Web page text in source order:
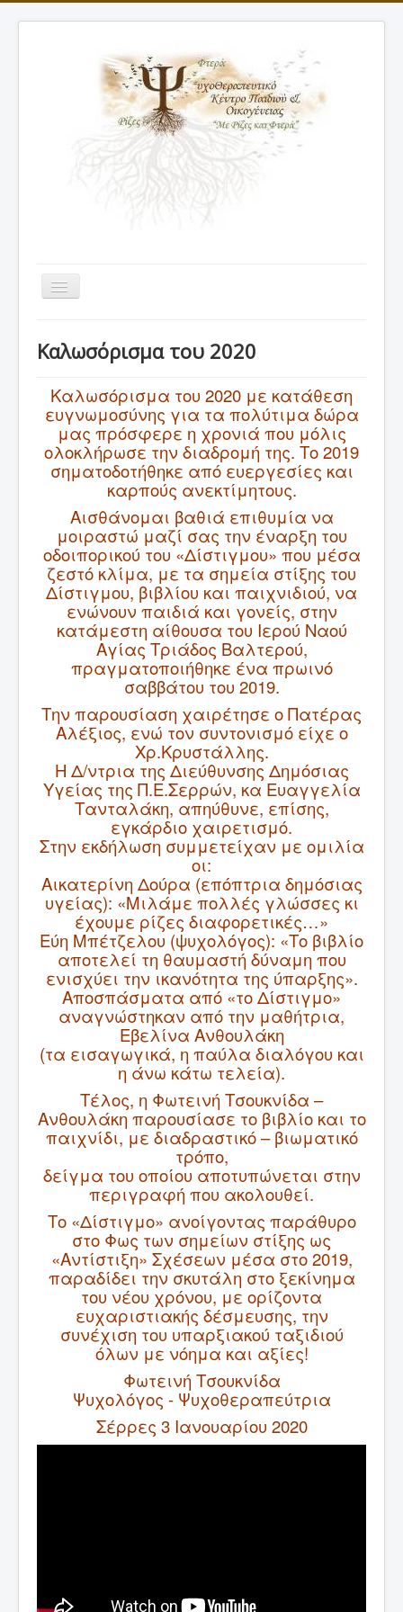
Εναλλαγή
πλοήγησης
ΠΡΟΦΙΛ
ΘΕΡΑΠΕΙΕΣ
ΑΡΘΡΑ
ΔΙΑΛΕΞΕΙΣ
ΕΚΔΟΣΕΙΣ
ΑΝΑΚΟΙΝΩΣΕΙΣ
ΕΠΙΚΟΙΝΩΝΙΑ
Συνεργαζόμενα Βιβλιοπωλεία
Καλωσόρισμα του 2020
Καλωσόρισμα του 2020 με κατάθεση
ευγνωμοσύνης για τα πολύτιμα δώρα
μας πρόσφερε η χρονιά που μόλις
ολοκλήρωσε την διαδρομή της. Το 2019
σηματοδοτήθηκε από ευεργεσίες και
καρπούς ανεκτίμητους.
Αισθάνομαι βαθιά επιθυμία να
μοιραστώ μαζί σας την έναρξη του
οδοιπορικού του «Δίστιγμου» που μέσα
ζεστό κλίμα, με τα σημεία στίξης του
Δίστιγμου, βιβλίου και παιχνιδιού, να
ενώνουν παιδιά και γονείς, στην
κατάμεστη αίθουσα του Ιερού Ναού
Αγίας Τριάδος Βαλτερού,
πραγματοποιήθηκε ένα πρωινό
σαββάτου του 2019.
Την παρουσίαση χαιρέτησε ο Πατέρας
Αλέξιος, ενώ τον συντονισμό είχε ο
Χρ.Κρυστάλλης.
Η Δ/ντρια της Διεύθυνσης Δημόσιας
Υγείας της Π.Ε.Σερρών, κα Ευαγγελία
Τανταλάκη, απηύθυνε, επίσης,
εγκάρδιο χαιρετισμό.
Στην εκδήλωση συμμετείχαν με ομιλία
οι:
Αικατερίνη Δούρα (επόπτρια δημόσιας
υγείας): «Μιλάμε πολλές γλώσσες κι
έχουμε ρίζες διαφορετικές…»
Εύη Μπέτζελου (ψυχολόγος): «Το βιβλίο
αποτελεί τη θαυμαστή δύναμη που
ενισχύει την ικανότητα της ύπαρξης».
Αποσπάσματα από «το Δίστιγμο»
αναγνώστηκαν από την μαθήτρια,
Εβελίνα Ανθουλάκη
(τα εισαγωγικά, η παύλα διαλόγου και
η άνω κάτω τελεία).
Τέλος, η Φωτεινή Τσουκνίδα –
Ανθουλάκη παρουσίασε το βιβλίο και το
παιχνίδι, με διαδραστικό – βιωματικό
τρόπο,
δείγμα του οποίου αποτυπώνεται στην
περιγραφή που ακολουθεί.
Το «Δίστιγμο» ανοίγοντας παράθυρο
στο Φως των σημείων στίξης ως
«Αντίστιξη» Σχέσεων μέσα στο 2019,
παραδίδει την σκυτάλη στο ξεκίνημα
του νέου χρόνου, με ορίζοντα
ευχαριστιακής δέσμευσης, την
συνέχιση του υπαρξιακού ταξιδιού
όλων με νόημα και αξίες!
Φωτεινή Τσουκνίδα
Ψυχολόγος - Ψυχοθεραπεύτρια
Σέρρες 3 Ιανουαρίου 2020